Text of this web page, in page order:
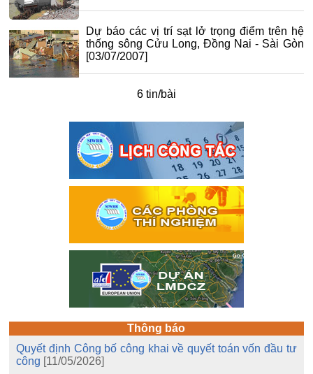
Dự báo các vị trí sạt lở trọng điểm trên hệ
thống sông Cửu Long, Đồng Nai - Sài Gòn
[03/07/2007]
6 tin/bài
Thông báo
Quyết định Công bố công khai về quyết toán vốn đầu tư
công [11/05/2026]